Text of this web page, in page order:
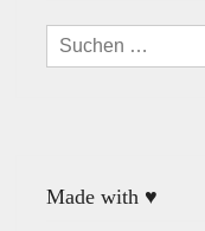
Made with ♥